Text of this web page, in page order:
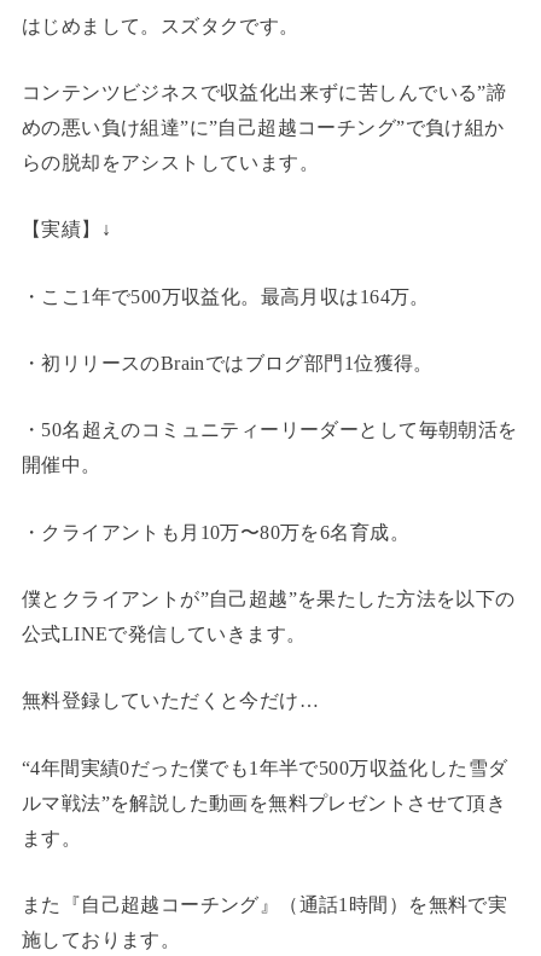
はじめまして。スズタクです。
コンテンツビジネスで収益化出来ずに苦しんでいる”諦
めの悪い負け組達”に”自己超越コーチング”で負け組か
らの脱却をアシストしています。
【実績】↓
・ここ1年で500万収益化。最高月収は164万。
・初リリースのBrainではブログ部門1位獲得。
・50名超えのコミュニティーリーダーとして毎朝朝活を
開催中。
・クライアントも月10万〜80万を6名育成。
僕とクライアントが”自己超越”を果たした方法を以下の
公式LINEで発信していきます。
無料登録していただくと今だけ…
“4年間実績0だった僕でも1年半で500万収益化した雪ダ
ルマ戦法”を解説した動画を無料プレゼントさせて頂き
ます。
また『自己超越コーチング』（通話1時間）を無料で実
施しております。